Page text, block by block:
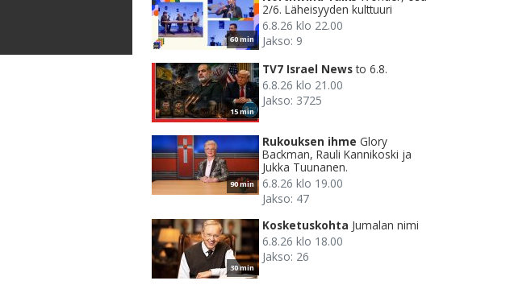
60 min
2/6. Läheisyyden kulttuuri
6.8.26 klo 22.00
Jakso: 9
15 min
TV7 Israel News to 6.8.
6.8.26 klo 21.00
Jakso: 3725
90 min
Rukouksen ihme Glory
Backman, Rauli Kannikoski ja
Jukka Tuunanen.
6.8.26 klo 19.00
Jakso: 47
30 min
Kosketuskohta Jumalan nimi
6.8.26 klo 18.00
Jakso: 26